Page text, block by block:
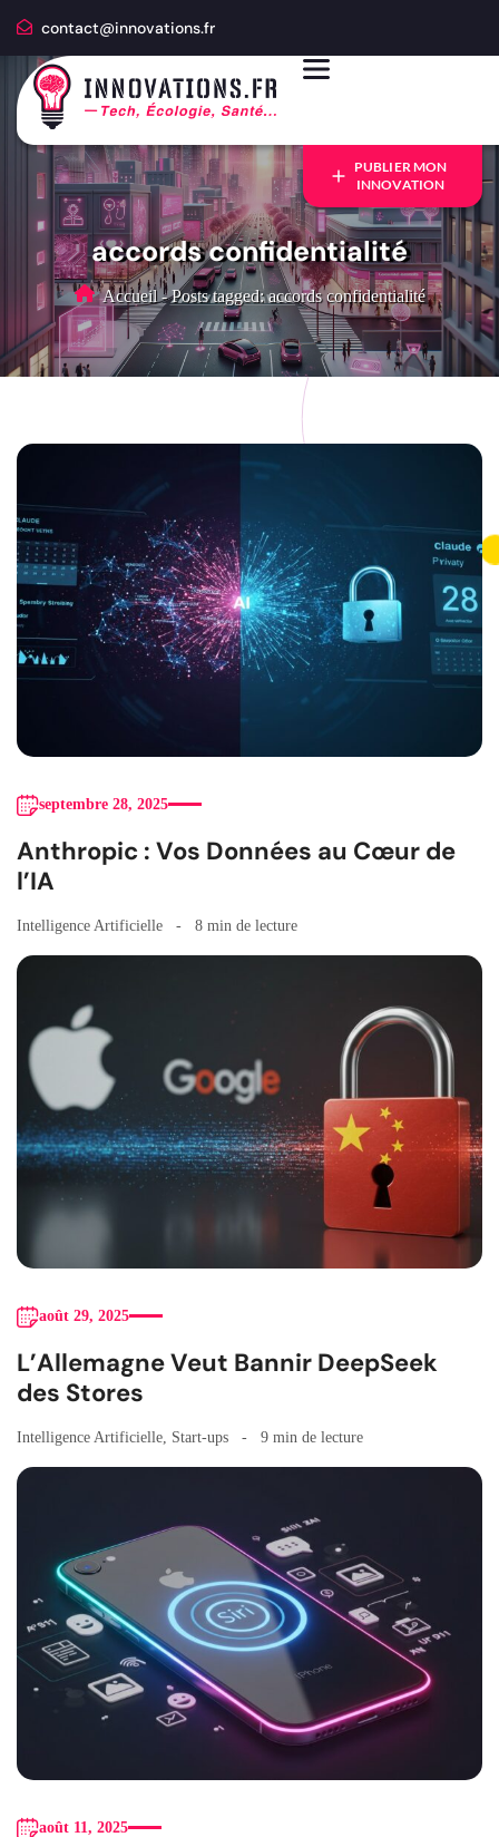
contact@innovations.fr
PUBLIER MON
INNOVATION
accords confidentialité
Accueil - Posts tagged: accords confidentialité
septembre 28, 2025
Anthropic : Vos Données au Cœur de
l’IA
Intelligence Artificielle 8 min de lecture
août 29, 2025
L’Allemagne Veut Bannir DeepSeek
des Stores
Intelligence Artificielle Start-ups 9 min de lecture
août 11, 2025